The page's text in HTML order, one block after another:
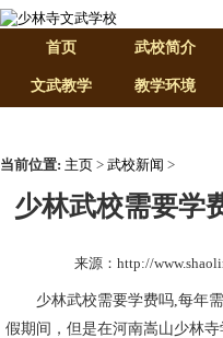
首页 武校简介
文武教学 教学环境
当前位置: 主页 > 武校新闻 >
少林武校需要学
来源：http://
少林武校需要学费吗,每年需
假期间，但是在河南嵩山少林